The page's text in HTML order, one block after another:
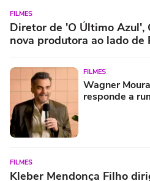
FILMES
Diretor de 'O Último Azul',
nova produtora ao lado de
FILMES
Wagner
responde a
FILMES
Kleber Mendonça Filho